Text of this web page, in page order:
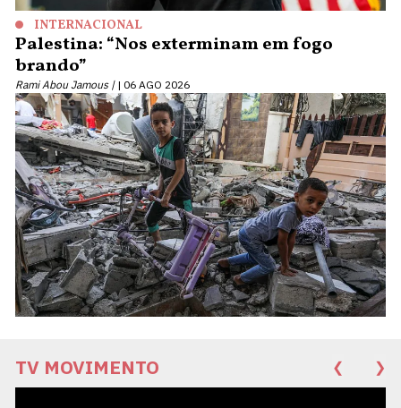
INTERNACIONAL
Palestina: “Nos exterminam em fogo
brando”
Rami Abou Jamous | 06 AGO 2026
TV MOVIMENTO ❮ ❯